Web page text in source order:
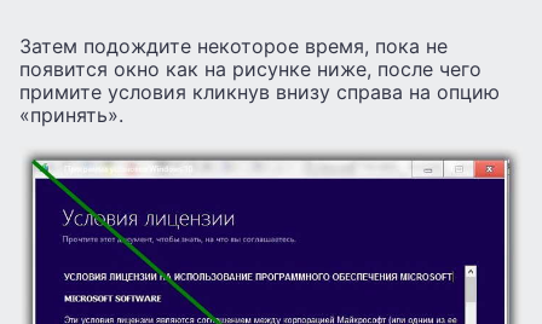
Затем подождите некоторое время, пока не
появится окно как на рисунке ниже, после чего
примите условия кликнув внизу справа на опцию
«принять».